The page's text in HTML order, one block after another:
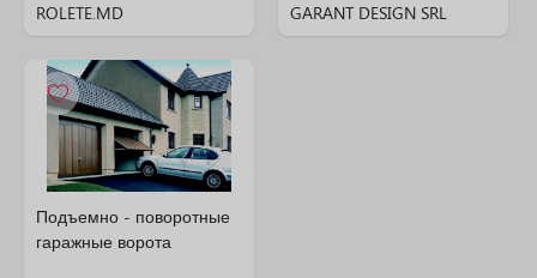
ROLETE.MD GARANT DESIGN SRL
Подъемно - поворотные
гаражные ворота